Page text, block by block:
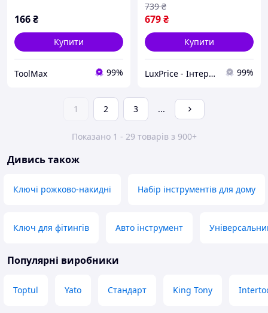
166₴
Купити
ToolMax 99%
679₴
739 ₴
Купити
LuxPrice - Інтернет магазин інструментів і автоаксесуарів 99%
1 2 3 ...
Показано 1 - 29 товарів з 900+
Дивись також
Ключі рожково-накидні Набір інструментів для дому
Ключ для фітингів Авто інструмент
Популярні виробники
Toptul Yato Стандарт King Tony